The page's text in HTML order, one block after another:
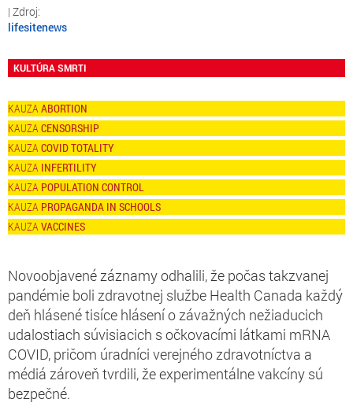
lifesitenews
KULTÚRA SMRTI
ABORTION
CENSORSHIP
COVID TOTALITY
INFERTILITY
POPULATION CONTROL
PROPAGANDA IN SCHOOLS
VACCINES
Novoobjavené záznamy odhalili, že počas takzvanej
pandémie boli zdravotnej službe Health Canada každý
deň hlásené tisíce hlásení o závažných nežiaducich
udalostiach súvisiacich s očkovacími látkami mRNA
COVID, pričom úradníci verejného zdravotníctva a
médiá zároveň tvrdili, že experimentálne vakcíny sú
bezpečné.